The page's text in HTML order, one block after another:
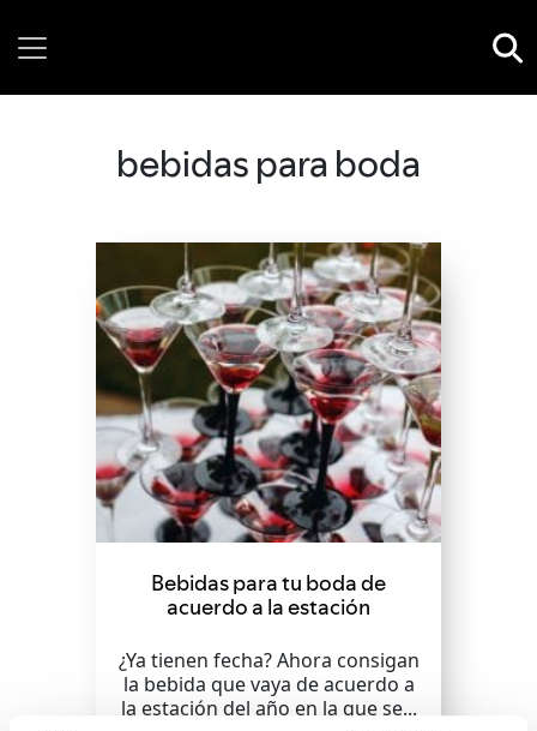
bebidas para boda
Bebidas para tu boda de
acuerdo a la estación
¿Ya tienen fecha? Ahora consigan
la bebida que vaya de acuerdo a
la estación del año en la que se...